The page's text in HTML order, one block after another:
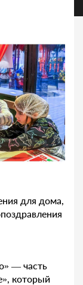
для дома,
— часть
который